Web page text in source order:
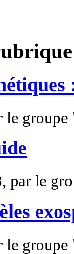
groupe
par le
groupe